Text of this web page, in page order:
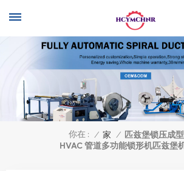
你在 : / 家 / 匹兹堡锁压成
HVAC 管道多功能锁形机匹兹堡